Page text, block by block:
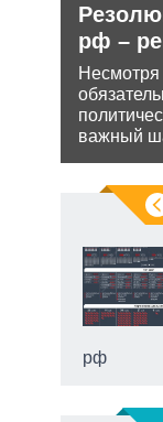
рф –
Несмотря
важный
рф